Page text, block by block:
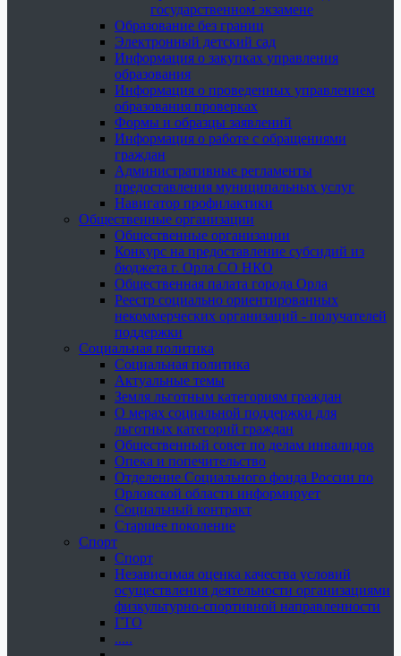
государственном экзамене
Образование без границ
Электронный детский сад
Информация о закупках управления
образования
Информация о проведенных управлением
образования проверках
Формы и образцы заявлений
Информация о работе с обращениями
граждан
Административные регламенты
предоставления муниципальных услуг
Навигатор профилактики
Общественные организации
Общественные организации
Конкурс на предоставление субсидий из
бюджета г. Орла СО НКО
Общественная палата города Орла
Реестр социально ориентированных
некоммерческих организаций - получателей
поддержки
Социальная политика
Социальная политика
Актуальные темы
Земля льготным категориям граждан
О мерах социальной поддержки для
льготных категорий граждан
Общественный совет по делам инвалидов
Опека и попечительство
Отделение Социального фонда России по
Орловской области информирует
Социальный контракт
Старшее поколение
Спорт
Спорт
Независимая оценка качества условий
осуществления деятельности организациями
физкультурно-спортивной направленности
ГТО
.....